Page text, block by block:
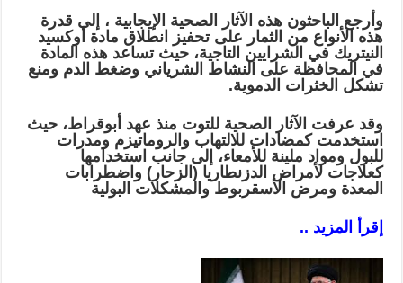
وأرجع الباحثون هذه الآثار الصحية الإيجابية ، إلى قدرة
هذه الأنواع من الثمار على تحفيز انطلاق مادة أوكسيد
النيتريك في الشرايين التاجية، حيث تساعد هذه المادة
في المحافظة على النشاط الشرياني وضغط الدم ومنع
تشكل الخثرات الدموية.
وقد عرفت الآثار الصحية للتوت منذ عهد أبوقراط، حيث
استخدمت كمضادات للالتهاب والروماتيزم ومدرات
للبول ومواد ملينة للأمعاء، إلى جانب استخدامها
كعلاجات لأمراض الدزنطاريا (الزحار) واضطرابات
المعدة ومرض الأسقربوط والمشكلات البولية
إقرأ المزيد ..